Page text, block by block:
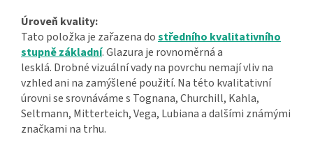
Úroveň kvality:
Tato položka je zařazena dostředního kvalitativního
stupně základní. Glazura je rovnoměrná a
lesklá. Drobné vizuální vady na povrchu nemají vliv na
vzhled ani na zamýšlené použití. Na této kvalitativní
úrovni se srovnáváme s Tognana, Churchill, Kahla,
Seltmann, Mitterteich, Vega, Lubiana a dalšími známými
značkami na trhu.